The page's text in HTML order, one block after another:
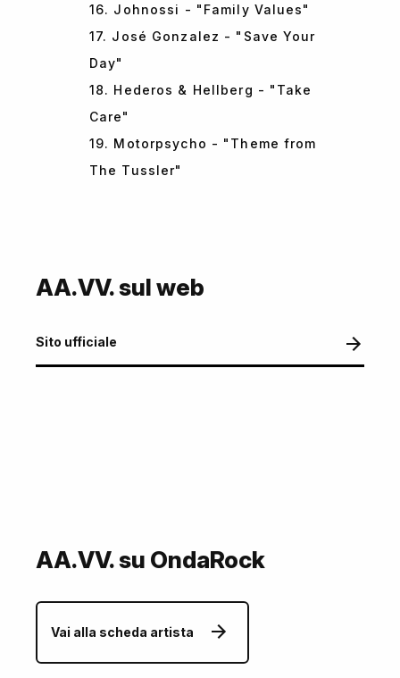
16. Johnossi - "Family Values"
17. José Gonzalez - "Save Your
Day"
18. Hederos & Hellberg - "Take
Care"
19. Motorpsycho - "Theme from
The Tussler"
AA.VV. sul web
Sito ufficiale
AA.VV. su OndaRock
Vai alla scheda artista